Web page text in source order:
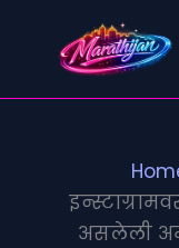
content
असलेली
c